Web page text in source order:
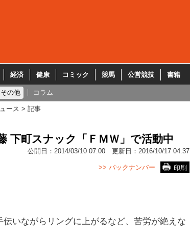
経済 健康 コミック 競馬 公営競技 書籍
その他 コラム
ース 記事
下町スナック「ＦＭＷ」で活動中
公開日： 2014/03/10 07:00 更新日： 2016/10/17 04:37
印刷
>> バックナンバー
伝いながらリングに上がるなど、苦労が絶えな